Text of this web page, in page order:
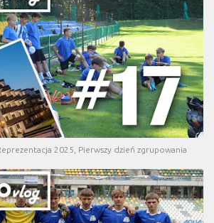
2025, Pierwszy dzień zgrupowania